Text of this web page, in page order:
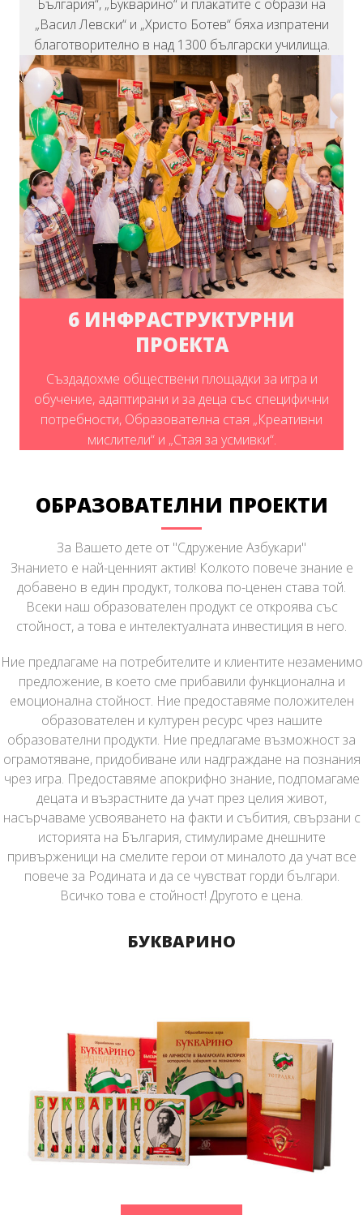
България“, „Букварино“ и плакатите с образи на
„Васил Левски“ и „Христо Ботев“ бяха изпратени
благотворително в над 1300 български училища.
6 ИНФРАСТРУКТУРНИ
ПРОЕКТА
Създадохме обществени площадки за игра и
обучение, адаптирани и за деца със специфични
потребности, Образователна стая „Креативни
мислители“ и „Стая за усмивки“.
ОБРАЗОВАТЕЛНИ ПРОЕКТИ
За Вашето дете от "Сдружение Азбукари"
Знанието е най-ценният актив! Колкото повече знание е
добавено в един продукт, толкова по-ценен става той.
Всеки наш образователен продукт се откроява със
стойност, а това е интелектуалната инвестиция в него.
Ние предлагаме на потребителите и клиентите незаменимо
предложение, в което сме прибавили функционална и
емоционална стойност. Ние предоставяме положителен
образователен и културен ресурс чрез нашите
образователни продукти. Ние предлагаме възможност за
ограмотяване, придобиване или надграждане на познания
чрез игра. Предоставяме апокрифно знание, подпомагаме
децата и възрастните да учат през целия живот,
насърчаваме усвояването на факти и събития, свързани с
историята на България, стимулираме днешните
привърженици на смелите герои от миналото да учат все
повече за Родината и да се чувстват горди българи.
Всичко това е стойност! Другото е цена.
БУКВАРИНО